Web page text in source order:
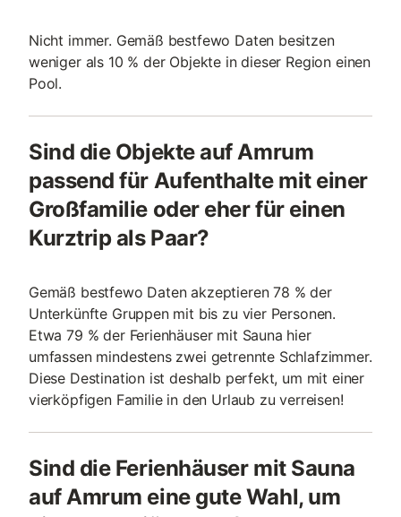
Nicht immer. Gemäß bestfewo Daten besitzen
weniger als 10 % der Objekte in dieser Region einen
Pool.
Sind die Objekte auf Amrum
passend für Aufenthalte mit einer
Großfamilie oder eher für einen
Kurztrip als Paar?
Gemäß bestfewo Daten akzeptieren 78 % der
Unterkünfte Gruppen mit bis zu vier Personen.
Etwa 79 % der Ferienhäuser mit Sauna hier
umfassen mindestens zwei getrennte Schlafzimmer.
Diese Destination ist deshalb perfekt, um mit einer
vierköpfigen Familie in den Urlaub zu verreisen!
Sind die Ferienhäuser mit Sauna
auf Amrum eine gute Wahl, um